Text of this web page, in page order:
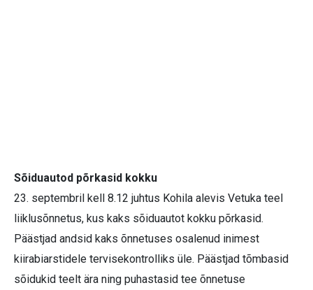
Sõiduautod põrkasid kokku
23. septembril kell 8.12 juhtus Kohila alevis Vetuka teel
liiklusõnnetus, kus kaks sõiduautot kokku põrkasid.
Päästjad andsid kaks õnnetuses osalenud inimest
kiirabiarstidele tervisekontrolliks üle. Päästjad tõmbasid
sõidukid teelt ära ning puhastasid tee õnnetuse